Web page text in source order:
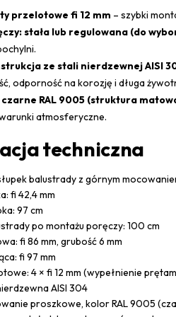
przelotowe fi 12 mm – szybki
stała lub regulowana (do
ze stali nierdzewnej AISI
odporność na korozję i długa
RAL 9005 (struktura
atmosferyczne.
techniczna
balustrady z górnym
fi 42,4 mm
97 cm
po montażu poręczy: 100 cm
fi 86 mm, grubość 6 mm
fi 97 mm
4 × fi 12 mm (wypełnienie
AISI 304
proszkowe, kolor RAL 9005